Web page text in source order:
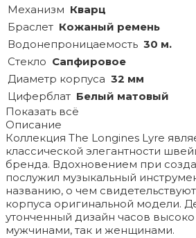
Механизм Кварц
Браслет Кожаный ремень
Водонепроницаемость 30 м.
Стекло Сапфировое
Диаметр корпуса 32 мм
Циферблат Белый матовый
Показать всё
Описание
Коллекция The Longines Lyre
классической элегантности
бренда. Вдохновением при
послужил музыкальный
названию, о чем
корпуса оригинальной модели.
утонченный дизайн часов высоко
мужчинами, так и